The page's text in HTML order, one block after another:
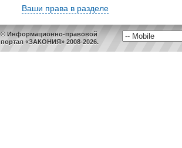
Ваши права в разделе
© Информационно-правовой
портал «ЗАКОНИЯ» 2008-2026.